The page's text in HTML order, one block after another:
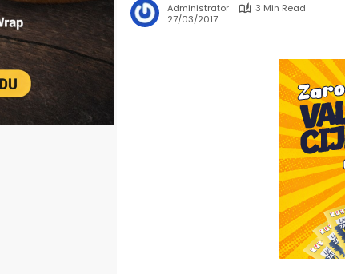
Administrator
3 Min Read
27/03/2017